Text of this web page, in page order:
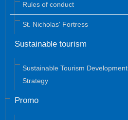
Rules of conduct
St. Nicholas' Fortress
Sustainable tourism
Sustainable Tourism Development
Strategy
Promo